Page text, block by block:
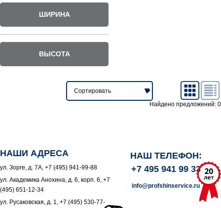
ШИРИНА
ВЫСОТА
Найдено предложений: 0
НАШИ АДРЕСА
ул. Зорге, д. 7А, +7 (495) 941-99-88
ул. Академика Анохина, д. 6, корп. 6, +7
(495) 651-12-34
ул. Русаковская, д. 1, +7 (495) 530-77-
НАШ ТЕЛЕФОН:
+7 495 941 99 33
info@profshinservice.ru